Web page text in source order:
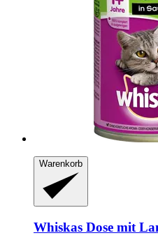
Warenkorb
Whiskas Dose mit